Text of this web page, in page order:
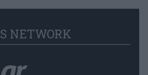
NETWORK